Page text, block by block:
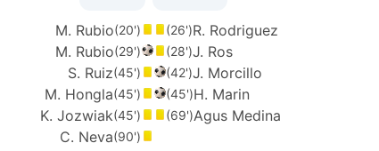
M. Rubio(20')
M. Rubio(29')
S. Ruiz(45')
M. Hongla(45')
K. Jozwiak(45')
C. Neva(90')
(26')R. Rodriguez
(28')J. Ros
(42')J. Morcillo
(45')H. Marin
(69')Agus Medina